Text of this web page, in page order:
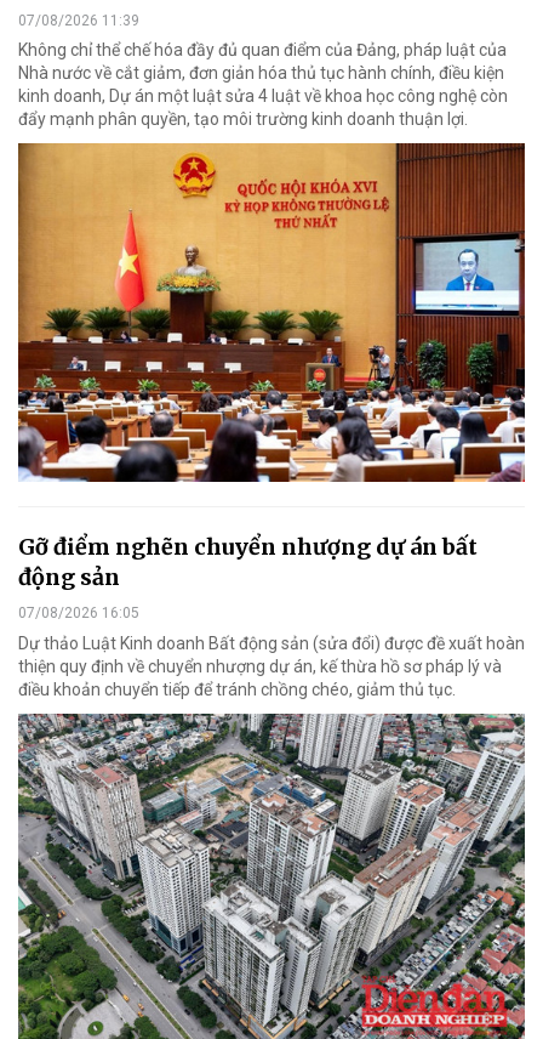
07/08/2026 11:39
Không chỉ thể chế hóa đầy đủ quan điểm của Đảng, pháp luật của
Nhà nước về cắt giảm, đơn giản hóa thủ tục hành chính, điều kiện
kinh doanh, Dự án một luật sửa 4 luật về khoa học công nghệ còn
đẩy mạnh phân quyền, tạo môi trường kinh doanh thuận lợi.
Gỡ điểm nghẽn chuyển nhượng dự án bất
động sản
07/08/2026 16:05
Dự thảo Luật Kinh doanh Bất động sản (sửa đổi) được đề xuất hoàn
thiện quy định về chuyển nhượng dự án, kế thừa hồ sơ pháp lý và
điều khoản chuyển tiếp để tránh chồng chéo, giảm thủ tục.